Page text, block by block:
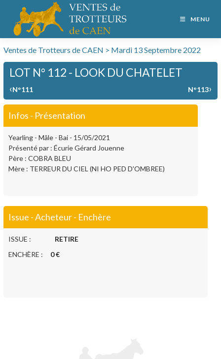
MENU
Ventes de Trotteurs de CAEN > Mardi 13 Septembre 2022
LOT N° 112 - LOOK DU CHATELET
‹N°111 N°113›
Infos - Présentation
Yearling - Mâle - Bai - 15/05/2021
Présenté par : Écurie Gérard Jouenne
Père : COBRA BLEU
Mère : TERREUR DU CIEL (NI HO PED D'OMBREE)
Issue - Acheteur - Enchère
ISSUE : RETIRE
ENCHÈRE : 0 €